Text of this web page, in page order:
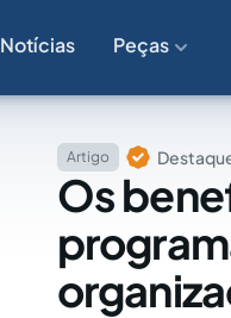
Notícias Peças
Artigo
Os